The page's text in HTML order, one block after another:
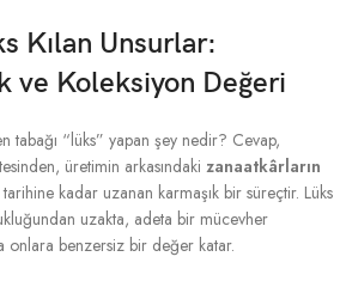
Kılan Unsurlar:
ve Koleksiyon Değeri
tabağı “lüks” yapan şey nedir? Cevap,
üretimin arkasındaki zanaatkârların
kadar uzanan karmaşık bir süreçtir. Lüks
uzakta, adeta bir mücevher
onlara benzersiz bir değer katar.